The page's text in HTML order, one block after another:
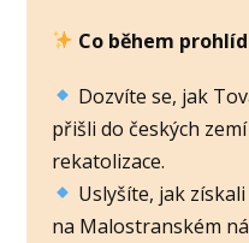
Co během
Dozvíte se, jak
přišli do českých
rekatolizace.
Uslyšíte, jak
na Malostranském